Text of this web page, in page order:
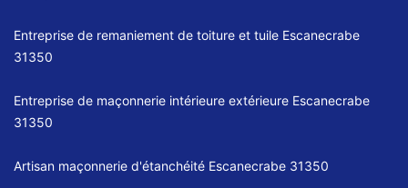
Entreprise de remaniement de toiture et tuile Escanecrabe
31350
Entreprise de maçonnerie intérieure extérieure Escanecrabe
31350
Artisan maçonnerie d'étanchéité Escanecrabe 31350